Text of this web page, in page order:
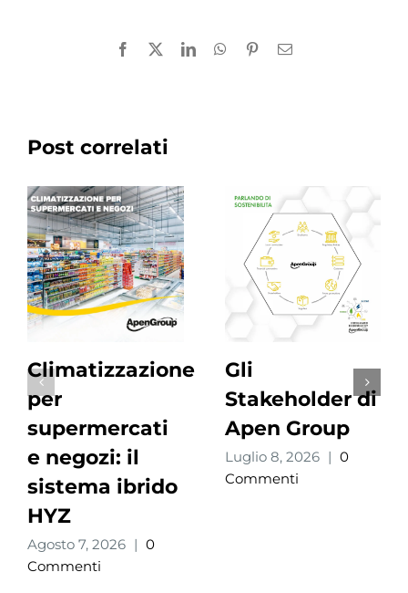
Facebook LinkedInWhatsApp
PinterestEmail
Post correlati
Climatizzazione
per
supermercati
e negozi: il
sistema ibrido
HYZ
Agosto 7, 2026 | 0
Commenti
Gli
Stakeholder di
Apen Group
Luglio 8, 2026 | 0
Commenti